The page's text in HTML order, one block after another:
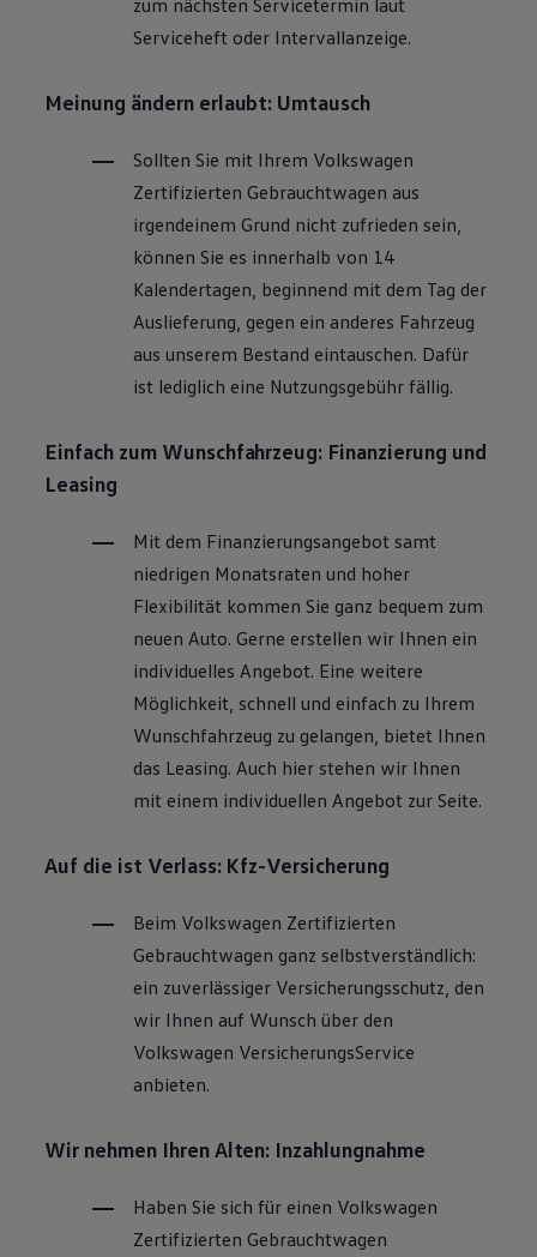
Lifestyle
Elektromobilität
Pannen- und Unfallhilfe
Volkswagen Kundenbetreuung
Serviceheft oder Intervallanzeige.
Meinung ändern erlaubt: Umtausch
Sollten Sie mit Ihrem Volkswagen
Zertifizierten Gebrauchtwagen aus
irgendeinem Grund nicht zufrieden sein,
können Sie es innerhalb von 14
Kalendertagen, beginnend mit dem Tag der
Auslieferung, gegen ein anderes Fahrzeug
aus unserem Bestand eintauschen. Dafür
ist lediglich eine Nutzungsgebühr fällig.
Einfach zum Wunschfahrzeug: Finanzierung und
Leasing
Mit dem Finanzierungsangebot samt
niedrigen Monatsraten und hoher
Flexibilität kommen Sie ganz bequem zum
neuen Auto. Gerne erstellen wir Ihnen ein
individuelles Angebot. Eine weitere
Möglichkeit, schnell und einfach zu Ihrem
Wunschfahrzeug zu gelangen, bietet Ihnen
das Leasing. Auch hier stehen wir Ihnen
mit einem individuellen Angebot zur Seite.
Auf die ist Verlass: Kfz-Versicherung
Beim Volkswagen Zertifizierten
Gebrauchtwagen ganz selbstverständlich:
ein zuverlässiger Versicherungsschutz, den
wir Ihnen auf Wunsch über den
Volkswagen VersicherungsService
anbieten.
Wir nehmen Ihren Alten: Inzahlungnahme
Haben Sie sich für einen Volkswagen
Zertifizierten Gebrauchtwagen